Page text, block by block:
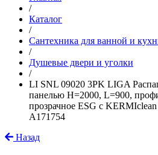
/
Каталог
/
Сантехника для ванной и
/
Душевые двери и уголки
/
LI SNL 09020 3PK LIGA
панелью H=2000, L=900,
прозрачное ESG с
A171754
Назад